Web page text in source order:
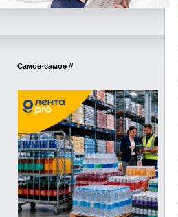
Самое-самое //